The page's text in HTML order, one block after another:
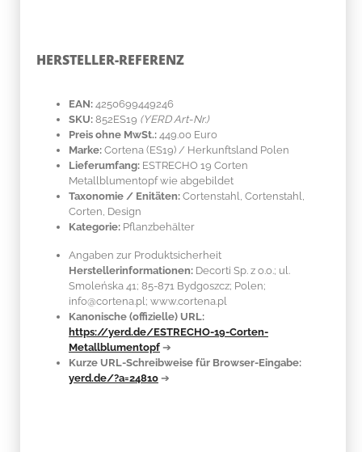
HERSTELLER-REFERENZ
EAN: 4250699449246
SKU: 852ES19 (YERD Art-Nr.)
Preis ohne MwSt.: 449.00 Euro
Marke: Cortena (ES19) / Herkunftsland Polen
Lieferumfang: ESTRECHO 19 Corten
Metallblumentopf wie abgebildet
Taxonomie / Enitäten: Cortenstahl , Cortenstahl,
Corten, Design
Kategorie: Pflanzbehälter
Angaben zur Produktsicherheit
Herstellerinformationen: Decorti Sp. z o.o.; ul.
Smoleńska 41; 85-871 Bydgoszcz; Polen;
info@cortena.pl; www.cortena.pl
Kanonische (offizielle) URL:
https://yerd.de/ESTRECHO-19-Corten-
Metallblumentopf ➔
Kurze URL-Schreibweise für Browser-Eingabe:
yerd.de/?a=24810 ➔